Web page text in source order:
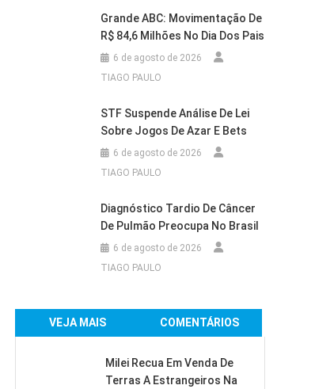
Ar-Condicionado
Electrolux Inverter
Ar-Condicionado
Electrolux Split
R$3.139,00
Comprar na
Comprar na
Grande ABC: Movimentação De
R$ 84,6 Milhões No Dia Dos Pais
6 de agosto de 2026
TIAGO PAULO
STF Suspende Análise De Lei
Sobre Jogos De Azar E Bets
6 de agosto de 2026
TIAGO PAULO
Diagnóstico Tardio De Câncer
De Pulmão Preocupa No Brasil
6 de agosto de 2026
TIAGO PAULO
VEJA MAIS COMENTÁRIOS
Milei Recua Em Venda De
Terras A Estrangeiros Na